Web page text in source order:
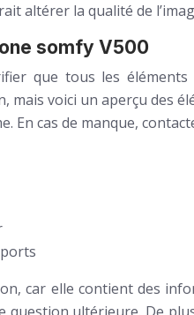
altérer la qualité de
somfy V500
que tous les
voici un aperçu des
cas de manque,
car elle contient des